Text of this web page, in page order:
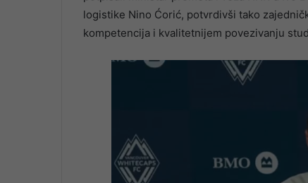
logistike Nino Ćorić, potvrdivši tako
kompetencija i kvalitetnijem povezivanju